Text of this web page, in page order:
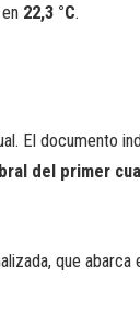
22,3 °C.
El documento
del primer
que abarca